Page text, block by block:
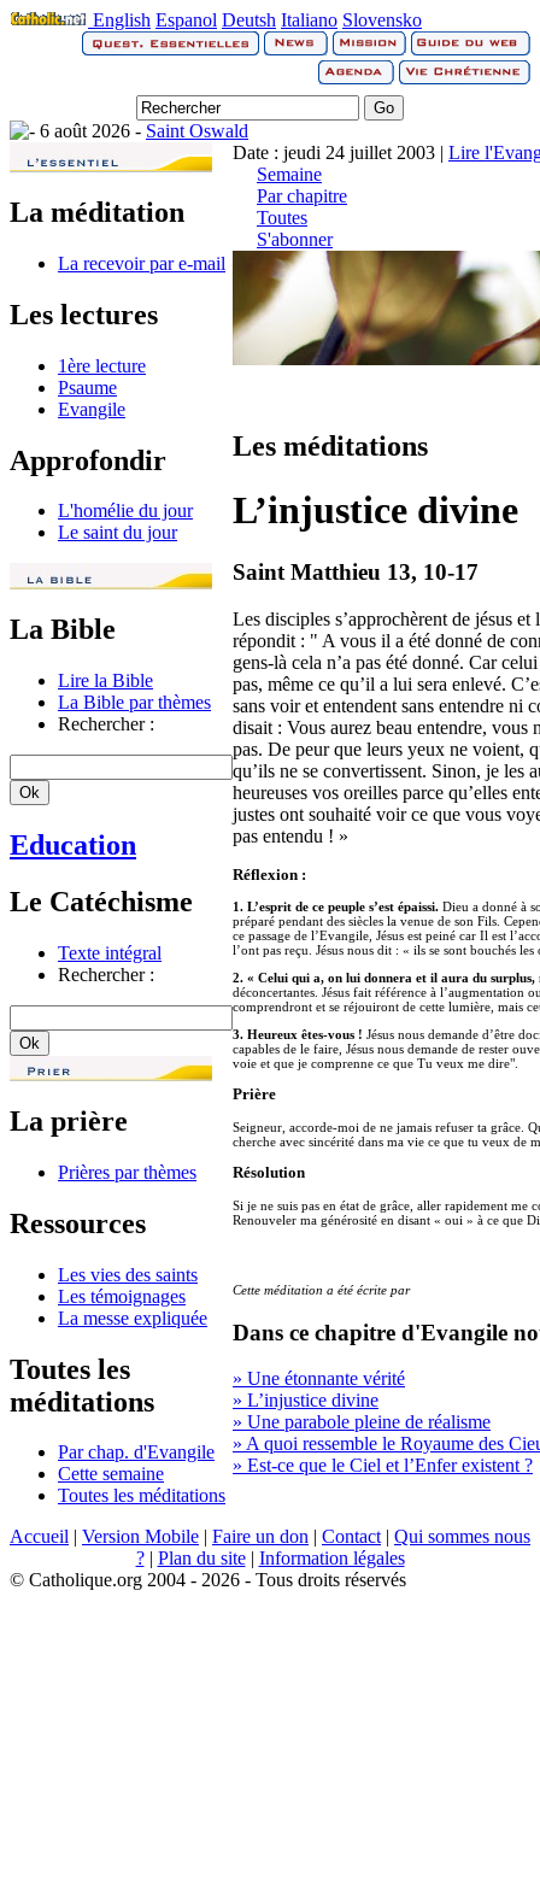
English Espanol Deutsh Italiano Slovensko
6 août 2026 - Saint Oswald
La méditation
La recevoir par e-mail
Les lectures
1ère lecture
Psaume
Evangile
Approfondir
L'homélie du jour
Le saint du jour
La Bible
Lire la Bible
La Bible par thèmes
Rechercher :
Education
Le Catéchisme
Texte intégral
Rechercher :
La prière
Prières par thèmes
Ressources
Les vies des saints
Les témoignages
La messe expliquée
Toutes les
méditations
Par chap. d'Evangile
Cette semaine
Toutes les méditations
Date : jeudi 24 juillet 2003 | Lire
Semaine
Par chapitre
Toutes
S'abonner
Les méditations
L’injustice divine
Saint Matthieu 13, 10-17
Les disciples s’approchèrent de jésus
répondit : " A vous il a été donné de
gens-là cela n’a pas été donné. Car
pas, même ce qu’il a lui sera enlevé.
sans voir et entendent sans entendre ni
disait : Vous aurez beau entendre, vous
pas. De peur que leurs yeux ne voient,
qu’ils ne se convertissent. Sinon, je les
heureuses vos oreilles parce qu’elles
justes ont souhaité voir ce que vous
pas entendu ! »
Réflexion :
1. L’esprit de ce peuple s’est épaissi. Dieu a donné à
préparé pendant des siècles la venue de son Fils.
ce passage de l’Evangile, Jésus est peiné car Il est
l’ont pas reçu. Jésus nous dit : « ils se sont bouchés
2. « Celui qui a, on lui donnera et il aura du surplus,
déconcertantes. Jésus fait référence à l’augmentation
comprendront et se réjouiront de cette lumière, mais
3. Heureux êtes-vous ! Jésus nous demande d’être
capables de le faire, Jésus nous demande de rester
voie et que je comprenne ce que Tu veux me dire".
Prière
Seigneur, accorde-moi de ne jamais refuser ta grâce.
cherche avec sincérité dans ma vie ce que tu veux de
Résolution
Si je ne suis pas en état de grâce, aller rapidement me
Renouveler ma générosité en disant « oui » à ce que
Cette méditation a été écrite par
Dans ce chapitre d'Evangile
» Une étonnante vérité
» L’injustice divine
» Une parabole pleine de réalisme
» A quoi ressemble le Royaume des
» Est-ce que le Ciel et l’Enfer existent ?
Accueil | Version Mobile | Faire un don | Contact | Qui sommes nous
?| Plan du site| Information légales
© Catholique.org 2004 - 2026 - Tous droits réservés